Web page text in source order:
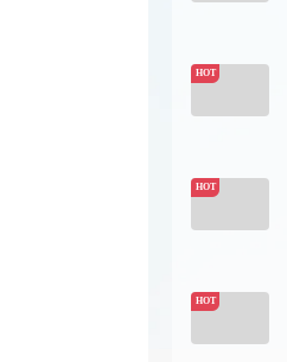
HOT
HOT
HOT